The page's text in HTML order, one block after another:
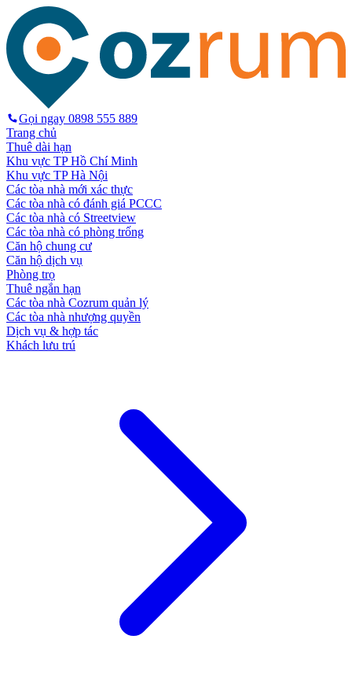
Gọi ngay 0898 555 889
Trang chủ
Thuê dài hạn
Khu vực TP Hồ Chí Minh
Khu vực TP Hà Nội
Các tòa nhà mới xác thực
Các tòa nhà có đánh giá PCCC
Các tòa nhà có Streetview
Các tòa nhà có phòng trống
Căn hộ chung cư
Căn hộ dịch vụ
Phòng trọ
Thuê ngắn hạn
Các tòa nhà Cozrum quản lý
Các tòa nhà nhượng quyền
Dịch vụ & hợp tác
Khách lưu trú